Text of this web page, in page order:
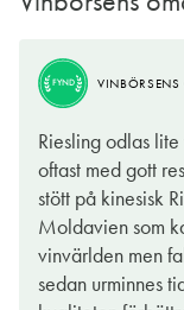
FYND
Riesling odlas
oftast med gott
stött på kinesisk
Moldavien som
vinvärlden men
sedan urminnes
TIPS VINBÖRSENS
med denna
känns något
menar i positiv
Detta vin har en
blommor. På